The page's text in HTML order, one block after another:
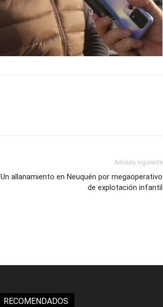
Artículo siguiente
Un allanamiento en Neuquén por megaoperativo
de explotación infantil
RECOMENDADOS